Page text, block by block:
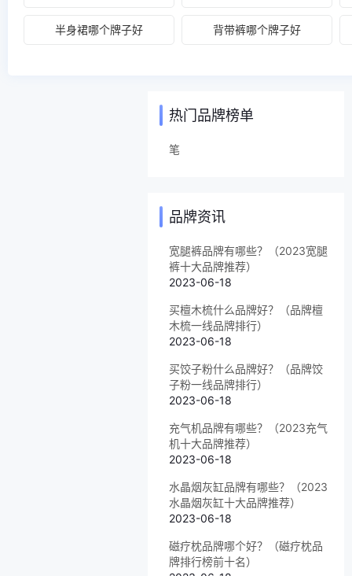
半身裙哪个牌子好 背带裤哪个牌子好
热门品牌榜单
笔
品牌资讯
宽腿裤品牌有哪些？（2023宽腿
裤十大品牌推荐）
2023-06-18
买檀木梳什么品牌好？（品牌檀
木梳一线品牌排行）
2023-06-18
买饺子粉什么品牌好？（品牌饺
子粉一线品牌排行）
2023-06-18
充气机品牌有哪些？（2023充气
机十大品牌推荐）
2023-06-18
水晶烟灰缸品牌有哪些？（2023
水晶烟灰缸十大品牌推荐）
2023-06-18
磁疗枕品牌哪个好？（磁疗枕品
牌排行榜前十名）